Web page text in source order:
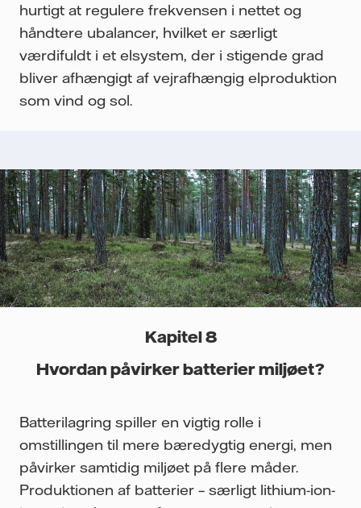
hurtigt at regulere frekvensen i nettet og
håndtere ubalancer, hvilket er særligt
værdifuldt i et elsystem, der i stigende grad
bliver afhængigt af vejrafhængig elproduktion
som vind og sol.
Kapitel 8
Hvordan påvirker batterier miljøet?
Batterilagring spiller en vigtig rolle i
omstillingen til mere bæredygtig energi, men
påvirker samtidig miljøet på flere måder.
Produktionen af batterier – særligt lithium-ion-